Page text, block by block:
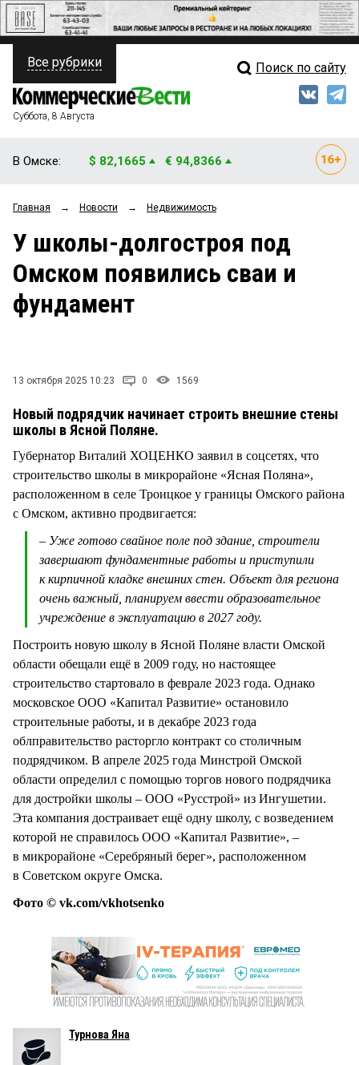
ПОЛИТИКА
ФИНАНСЫ
ОБЩЕСТВО
ЗАКОН
Свежий выпуск
Мнения
Рейтинги
Блоги
Все рубрики Поиск по сайту
Суббота, 8 Августа
В Омске: $ 82,1665 € 94,8366
Главная → Новости → Недвижимость
У школы-долгостроя под
Омском появились сваи и
фундамент
13 октября 2025 10:23 0 1569
Новый подрядчик начинает строить внешние стены
школы в Ясной Поляне.
Губернатор Виталий ХОЦЕНКО заявил в соцсетях, что
строительство школы в микрорайоне «Ясная Поляна»,
расположенном в селе Троицкое у границы Омского района
с Омском, активно продвигается:
– Уже готово свайное поле под здание, строители
завершают фундаментные работы и приступили
к кирпичной кладке внешних стен. Объект для региона
очень важный, планируем ввести образовательное
учреждение в эксплуатацию в 2027 году.
Построить новую школу в Ясной Поляне власти Омской
области обещали ещё в 2009 году, но настоящее
строительство стартовало в феврале 2023 года. Однако
московское ООО «Капитал Развитие» остановило
строительные работы, и в декабре 2023 года
облправительство расторгло контракт со столичным
подрядчиком. В апреле 2025 года Минстрой Омской
области определил с помощью торгов нового подрядчика
для достройки школы – ООО «Русстрой» из Ингушетии.
Эта компания достраивает ещё одну школу, с возведением
которой не справилось ООО «Капитал Развитие», –
в микрорайоне «Серебряный берег», расположенном
в Советском округе Омска.
Фото © vk.com/vkhotsenko
Турнова Яна